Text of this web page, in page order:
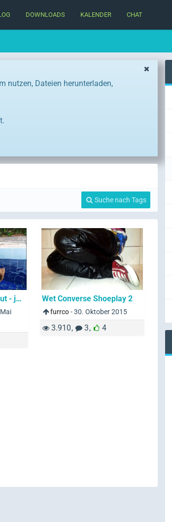
DOWNLOADS KALENDER CHAT
nutzen, Dateien herunterladen,
Suche nach Tags
Brendas wetlook debut - jeans and leather in the pool Wet Converse Shoeplay 2
furrco-30. Oktober 2015
3.910 3 4